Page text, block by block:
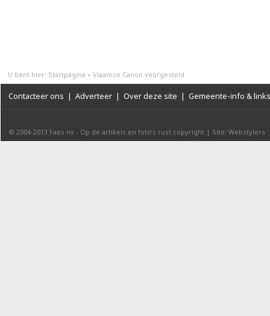
U bent hier: Startpagina » Vlaamse Canon voorgesteld
Contacteer ons | Adverteer | Over deze site | Gemeente-info & links
© 2004-2013 Faes nv - Op de artikels en foto’s rust copyright | Site: Webstylers